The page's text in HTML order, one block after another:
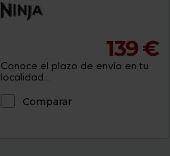
139 €
Conoce el plazo de envío en tu
localidad...
Comparar